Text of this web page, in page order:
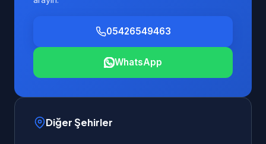
05426549463
WhatsApp
Diğer Şehirler